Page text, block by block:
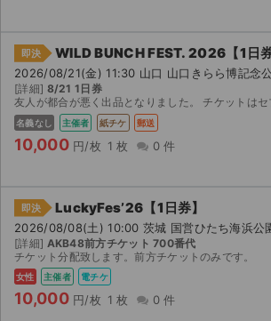
即決 WILD BUNCH FEST. 2026【1日券
2026/08/21(金) 11:30 山口 山口きらら博記念
[詳細] 8/21 1日券
友人が都合が悪く出品となりました。 チケットはセブンイレブンで発券済みです。 取引後すぐ郵送いたします。 取引確定後のキャンセルはお受けでき
名義なし 主催者 紙チケ 郵送
10,000 円/枚 1 枚 0 件
即決 LuckyFes’26【1日券】
2026/08/08(土) 10:00 茨城 国営ひたち海浜公
[詳細] AKB48前方チケット 700番代
チケット分配致します。前方チケットのみです。
女性 主催者 電チケ
10,000 円/枚 1 枚 0 件